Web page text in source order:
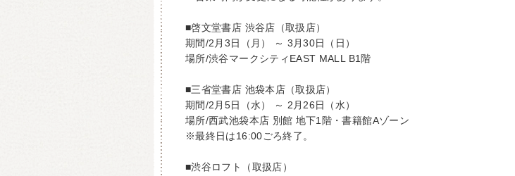
■啓文堂書店 渋谷店（取扱店）
期間/2月3日（月） ～ 3月30日（日）
場所/渋谷マークシティEAST MALL B1階
■三省堂書店 池袋本店（取扱店）
期間/2月5日（水） ～ 2月26日（水）
場所/西武池袋本店 別館 地下1階・書籍館Aゾーン
※最終日は16:00ごろ終了。
■渋谷ロフト（取扱店）